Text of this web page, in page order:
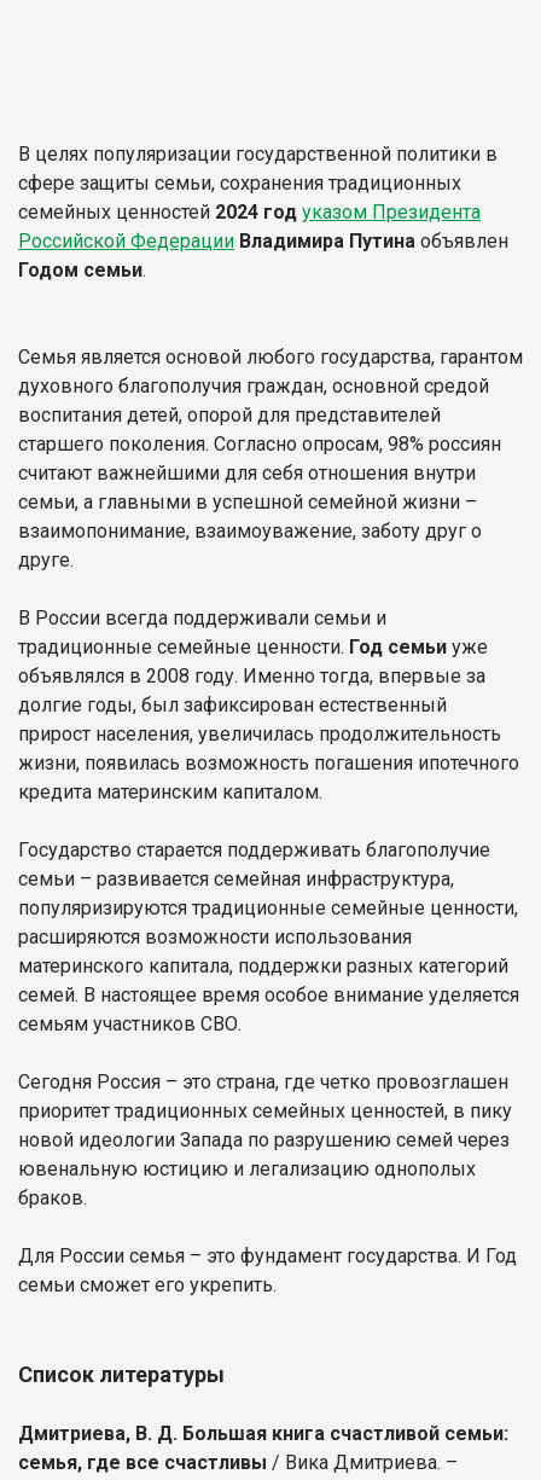
В целях популяризации государственной политики в
сфере защиты семьи, сохранения традиционных
семейных ценностей 2024 год указом Президента
Российской Федерации Владимира Путина объявлен
Годом семьи.
Семья является основой любого государства, гарантом
духовного благополучия граждан, основной средой
воспитания детей, опорой для представителей
старшего поколения. Согласно опросам, 98% россиян
считают важнейшими для себя отношения внутри
семьи, а главными в успешной семейной жизни –
взаимопонимание, взаимоуважение, заботу друг о
друге.
В России всегда поддерживали семьи и
традиционные семейные ценности. Год семьи уже
объявлялся в 2008 году. Именно тогда, впервые за
долгие годы, был зафиксирован естественный
прирост населения, увеличилась продолжительность
жизни, появилась возможность погашения ипотечного
кредита материнским капиталом.
Государство старается поддерживать благополучие
семьи – развивается семейная инфраструктура,
популяризируются традиционные семейные ценности,
расширяются возможности использования
материнского капитала, поддержки разных категорий
семей. В настоящее время особое внимание уделяется
семьям участников СВО.
Сегодня Россия – это страна, где четко провозглашен
приоритет традиционных семейных ценностей, в пику
новой идеологии Запада по разрушению семей через
ювенальную юстицию и легализацию однополых
браков.
Для России семья – это фундамент государства. И Год
семьи сможет его укрепить.
Список литературы
Дмитриева, В. Д. Большая книга счастливой семьи:
семья, где все счастливы / Вика Дмитриева. –